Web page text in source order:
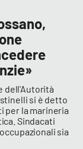
dell'Autorità
si è detto
per la marineria
Sindacati
sia